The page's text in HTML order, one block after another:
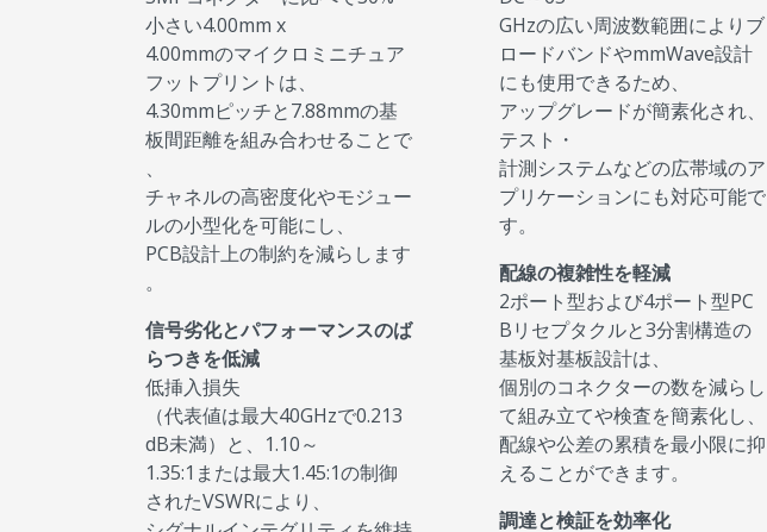
小さい4.00mm x
4.00mmのマイクロミニチュア
フットプリントは、
4.30mmピッチと7.88mmの基
板間距離を組み合わせることで
、
チャネルの高密度化やモジュー
ルの小型化を可能にし、
PCB設計上の制約を減らします
。
信号劣化とパフォーマンスのば
らつきを低減
低挿入損失
（代表値は最大40GHzで0.213
dB未満）と、1.10～
1.35:1または最大1.45:1の制御
されたVSWRにより、
GHzの広い周波数範囲によりブ
ロードバンドやmmWave設計
にも使用できるため、
アップグレードが簡素化され、
テスト・
計測システムなどの広帯域のア
プリケーションにも対応可能で
す。
配線の複雑性を軽減
2ポート型および4ポート型PC
Bリセプタクルと3分割構造の
基板対基板設計は、
個別のコネクターの数を減らし
て組み立てや検査を簡素化し、
配線や公差の累積を最小限に抑
えることができます。
調達と検証を効率化